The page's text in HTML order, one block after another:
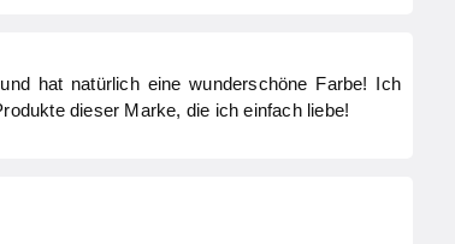
hat natürlich eine wunderschöne Farbe! Ich
dieser Marke, die ich einfach liebe!